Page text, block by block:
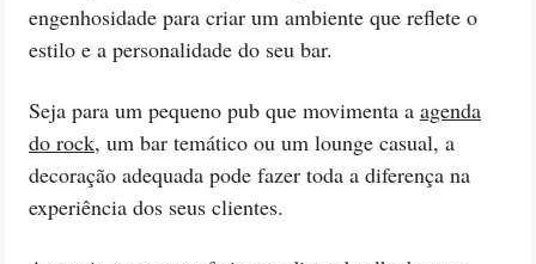
engenhosidade para criar um ambiente que reflete o
estilo e a personalidade do seu bar.
Seja para um pequeno pub que movimenta a agenda
do rock, um bar temático ou um lounge casual, a
decoração adequada pode fazer toda a diferença na
experiência dos seus clientes.